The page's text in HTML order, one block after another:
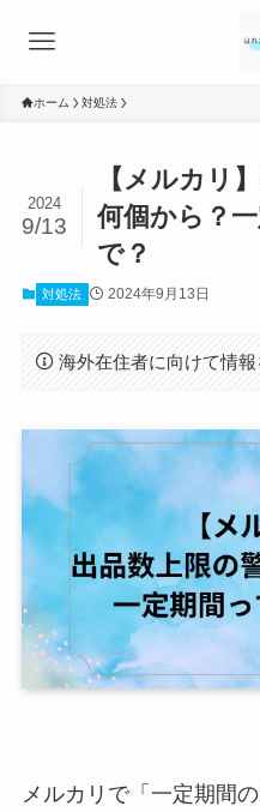
ホーム 対処法
【メルカリ
何個から？
で？
2024
9/13
対処法 2024年9月13日
海外在住者に向けて情報
メルカリで「一定期間